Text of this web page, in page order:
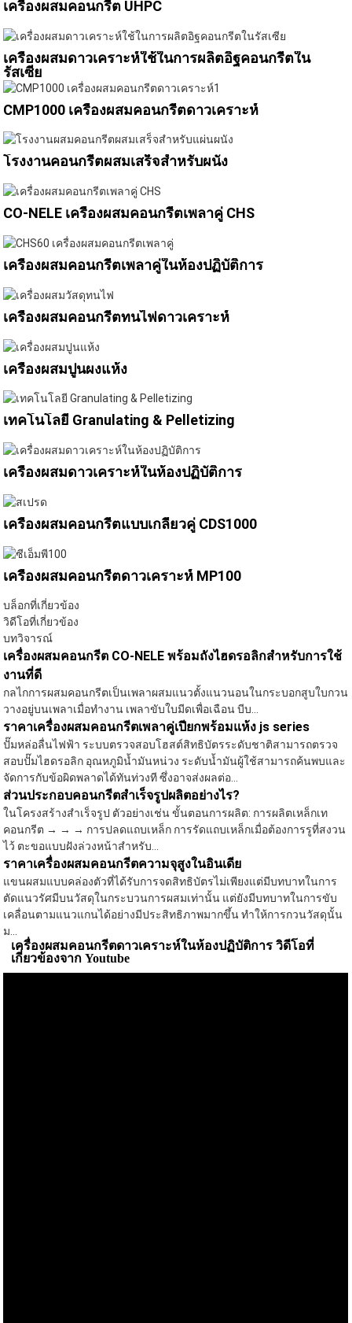
เครื่องผสมคอนกรีต UHPC
เครื่องผสมดาวเคราะห์ใช้ในการผลิตอิฐคอนกรีตใน
รัสเซีย
CMP1000 เครื่องผสมคอนกรีตดาวเคราะห์
โรงงานคอนกรีตผสมเสร็จสำหรับผนัง
CO-NELE เครื่องผสมคอนกรีตเพลาคู่ CHS
เครื่องผสมคอนกรีตเพลาคู่ในห้องปฏิบัติการ
เครื่องผสมคอนกรีตทนไฟดาวเคราะห์
เครื่องผสมปูนผงแห้ง
เทคโนโลยี Granulating & Pelletizing
เครื่องผสมดาวเคราะห์ในห้องปฏิบัติการ
เครื่องผสมคอนกรีตแบบเกลียวคู่ CDS1000
เครื่องผสมคอนกรีตดาวเคราะห์ MP100
บล็อกที่เกี่ยวข้อง
วิดีโอที่เกี่ยวข้อง
บทวิจารณ์
เครื่องผสมคอนกรีต CO-NELE พร้อมถังไฮดรอลิกสำหรับการใช้
งานที่ดี
กลไกการผสมคอนกรีตเป็นเพลาผสมแนวตั้งแนวนอนในกระบอกสูบใบกวน
วางอยู่บนเพลาเมื่อทำงาน เพลาขับใบมีดเพื่อเฉือน บีบ...
ราคาเครื่องผสมคอนกรีตเพลาคู่เปียกพร้อมแห้ง js series
ปั๊มหล่อลื่นไฟฟ้า ระบบตรวจสอบโฮสต์สิทธิบัตรระดับชาติสามารถตรวจ
สอบปั๊มไฮดรอลิก อุณหภูมิน้ำมันหน่วง ระดับน้ำมันผู้ใช้สามารถค้นพบและ
จัดการกับข้อผิดพลาดได้ทันท่วงที ซึ่งอาจส่งผลต่อ...
ส่วนประกอบคอนกรีตสำเร็จรูปผลิตอย่างไร?
ในโครงสร้างสำเร็จรูป ตัวอย่างเช่น ขั้นตอนการผลิต: การผลิตเหล็กเท
คอนกรีต → → → การปลดแถบเหล็ก การรัดแถบเหล็กเมื่อต้องการรูที่สงวน
ไว้ ตะขอแบบฝังล่วงหน้าสำหรับ...
ราคาเครื่องผสมคอนกรีตความจุสูงในอินเดีย
แขนผสมแบบคล่องตัวที่ได้รับการจดสิทธิบัตรไม่เพียงแต่มีบทบาทในการ
ตัดแนวรัศมีบนวัสดุในกระบวนการผสมเท่านั้น แต่ยังมีบทบาทในการขับ
เคลื่อนตามแนวแกนได้อย่างมีประสิทธิภาพมากขึ้น ทำให้การกวนวัสดุนั้น
ม...
เครื่องผสมคอนกรีตดาวเคราะห์ในห้องปฏิบัติการ วิดีโอที่
เกี่ยวข้องจาก Youtube